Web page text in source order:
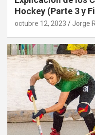
Hockey (Parte 3 y
octubre 12, 2023 Jorge